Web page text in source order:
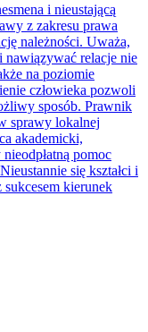
i nieustającą
z zakresu prawa
należności. Uważa,
relacje nie
na poziomie
człowieka pozwoli
sposób. Prawnik
sprawy lokalnej
akademicki,
pomoc
się kształci i
kierunek